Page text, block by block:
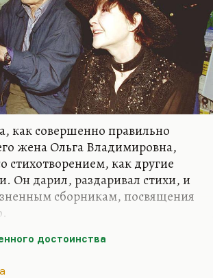
очень умный…
как совершенно правильно
жена Ольга Владимировна,
стихотворением, как другие
Он дарил, раздаривал стихи, и
сборникам, посвящения
стихотворения
публиковал. Большинство его
произведений адресованы
достоинства